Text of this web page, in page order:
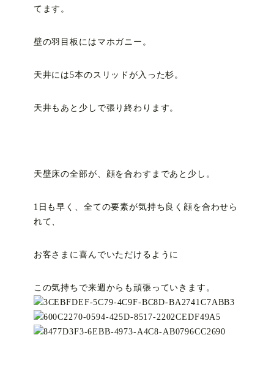
てます。
壁の羽目板にはマホガニー。
天井には5本のスリッドが入った杉。
天井もあと少しで張り終わります。
天壁床の全部が、顔を合わすまであと少し。
1日も早く、全ての要素が気持ち良く顔を合わせら
れて、
お客さまに喜んでいただけるように
この気持ちで来週からも頑張っていきます。